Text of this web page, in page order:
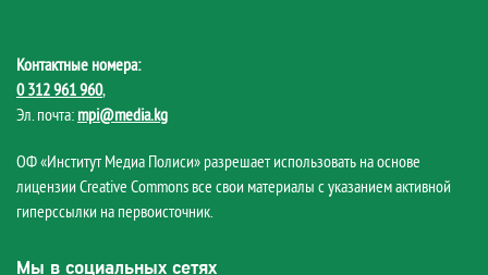
Контактные номера:
0 312 961 960,
Эл. почта: mpi@media.kg
ОФ «Институт Медиа Полиси» разрешает использовать на основе
лицензии Creative Commons все свои материалы с указанием активной
гиперссылки на первоисточник.
Мы в социальных сетях